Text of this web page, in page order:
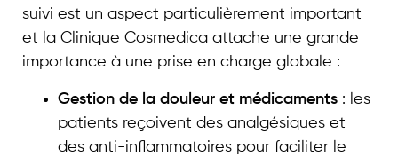
suivi est un aspect particulièrement important
et la Clinique Cosmedica attache une grande
importance à une prise en charge globale :
Gestion de la douleur et médicaments : les
patients reçoivent des analgésiques et
des anti-inflammatoires pour faciliter le